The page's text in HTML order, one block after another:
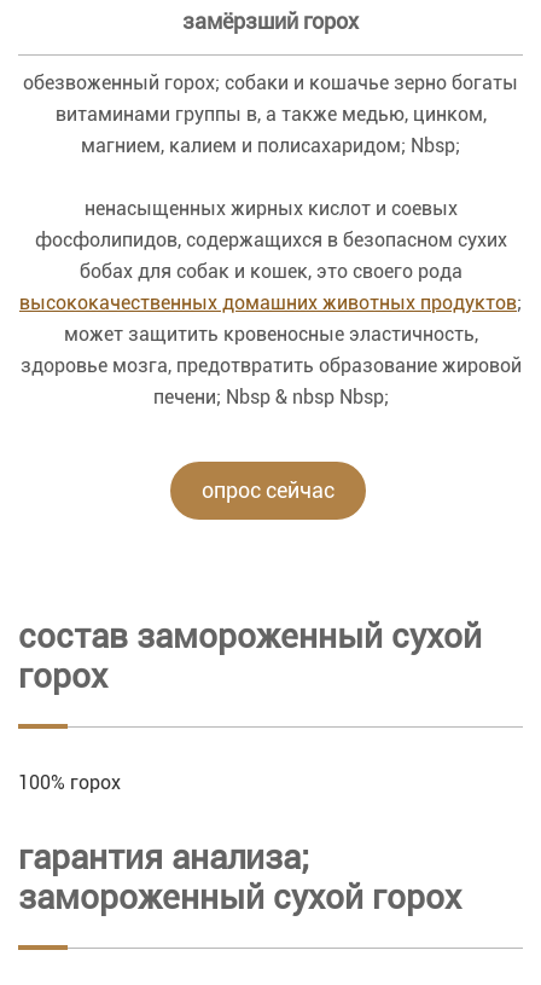
замёрзший горох
обезвоженный горох; собаки и кошачье зерно богаты
витаминами группы в, а также медью, цинком,
магнием, калием и полисахаридом; Nbsp;
ненасыщенных жирных кислот и соевых
фосфолипидов, содержащихся в безопасном сухих
бобах для собак и кошек, это своего рода
высококачественных домашних животных продуктов;
может защитить кровеносные эластичность,
здоровье мозга, предотвратить образование жировой
печени; Nbsp & nbsp Nbsp;
опрос сейчас
состав замороженный сухой
горох
100% горох
гарантия анализа;
замороженный сухой горох